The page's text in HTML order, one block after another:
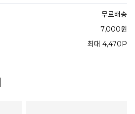
무료배송
7,000원
최대 4,470P